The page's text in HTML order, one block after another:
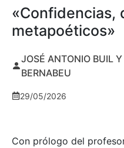
«Confidencias,
metapoéticos»
JOSÉ ANTONIO BUIL
BERNABEU
29/05/2026
Con prólogo del